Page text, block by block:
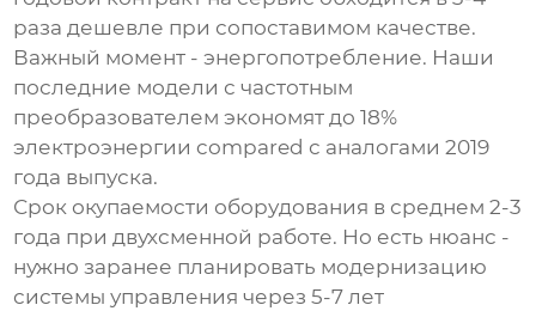
раза дешевле при сопоставимом качестве.
Важный момент - энергопотребление. Наши
последние модели с частотным
преобразователем экономят до 18%
электроэнергии compared с аналогами 2019
года выпуска.
Срок окупаемости оборудования в среднем 2-3
года при двухсменной работе. Но есть нюанс -
нужно заранее планировать модернизацию
системы управления через 5-7 лет